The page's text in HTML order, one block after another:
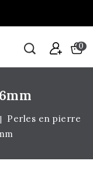
0
Perles en pierre